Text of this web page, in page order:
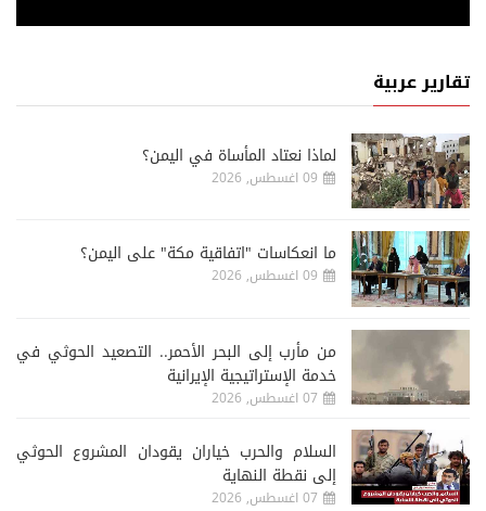
تقارير عربية
لماذا نعتاد المأساة في اليمن؟
09 اغسطس, 2026
ما انعكاسات "اتفاقية مكة" على اليمن؟
09 اغسطس, 2026
من مأرب إلى البحر الأحمر.. التصعيد الحوثي في
خدمة الإستراتيجية الإيرانية
07 اغسطس, 2026
السلام والحرب خياران يقودان المشروع الحوثي
إلى نقطة النهاية
07 اغسطس, 2026